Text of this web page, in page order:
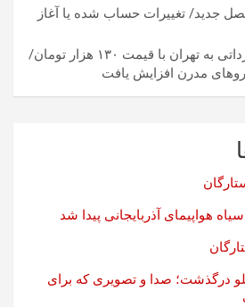
جدید/ تغییرات حساب شده یا آغاز
بازگشت بنزین سوپر وارداتی به تهران با قیمت ۱۳۰ هزار تومان/
مدرن افزایش یافت
هواپیمای آذربایجانی پیدا شد
علو درگذشت؛ صدا و تصویری که برای